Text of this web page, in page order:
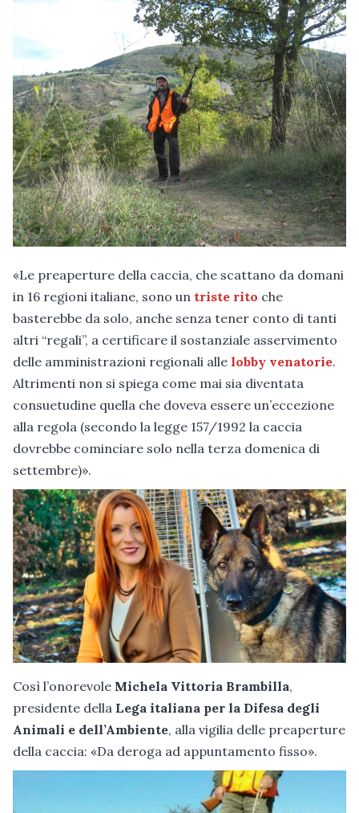
«Le preaperture della caccia, che scattano da domani
in 16 regioni italiane, sono un triste rito che
basterebbe da solo, anche senza tener conto di tanti
altri “regali”, a certificare il sostanziale asservimento
delle amministrazioni regionali alle lobby venatorie.
Altrimenti non si spiega come mai sia diventata
consuetudine quella che doveva essere un’eccezione
alla regola (secondo la legge 157/1992 la caccia
dovrebbe cominciare solo nella terza domenica di
settembre)».
Così l’onorevole Michela Vittoria Brambilla,
presidente della Lega italiana per la Difesa degli
Animali e dell’Ambiente, alla vigilia delle preaperture
della caccia: «Da deroga ad appuntamento fisso».